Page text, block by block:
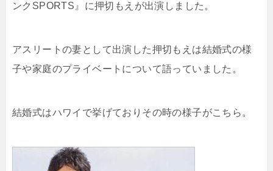
ンクSPORTS』に押切もえが出演しました。
アスリートの妻として出演した押切もえは結婚式の様
子や家庭のプライベートについて語っていました。
結婚式はハワイで挙げておりその時の様子がこちら。